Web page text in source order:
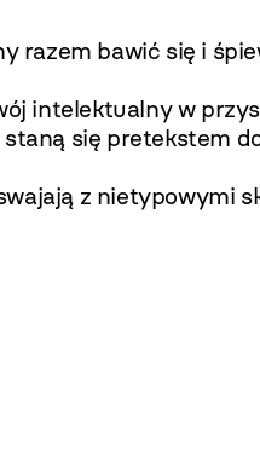
razem bawić się i
intelektualny w
się pretekstem
z nietypowymi